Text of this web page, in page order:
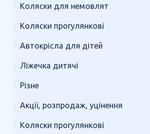
Коляски для немовлят
Коляски прогулянкові
Автокрісла для дітей
Ліжечка дитячі
Різне
Акції, розпродаж, уцінення
Коляски прогулянкові